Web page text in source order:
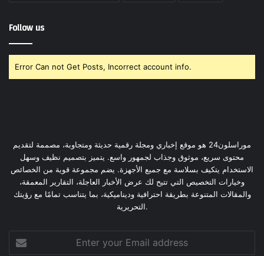
Follow us
Error Can not Get Posts, Incorrect account info.
موراسلون24 هو موقع إخباري ومجلة رقمية حديثة ومتجاوبة، مصممة لتقديم
محتوى سريع، موثوق وجذاب لجمهور واسع. يتميز بتصميم نظيف وسهل
الاستخدام يتكيف بسلاسة مع جميع الأجهزة. يضم مجموعة قوية من الخصائص
وخيارات التخصيص التي تتيح لك عرض الأخبار العاجلة، التقارير المعمقة،
والمقالات المتنوعة بطريقة احترافية وديناميكية، بما يتناسب تمامًا مع رؤيتك
التحريرية.
Enter
your